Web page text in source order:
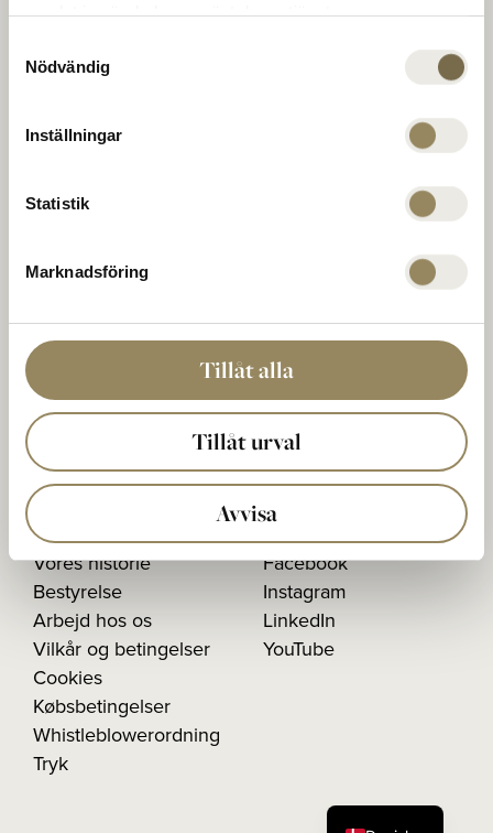
samlat in när du har använt deras tjänster.
Nödvändig
Inställningar
Statistik
Marknadsföring
Tillåt alla
Tillåt urval
Avvisa
Virksomhed
233 61 BARA, Sverige
040 635 51 00
Postadresse:
Den Nationale Boks 5
233 02 BARA, Sverige
Organisationsnummer:
556603-1026
Vores historie
Bestyrelse
Arbejd hos os
Vilkår og betingelser
Cookies
Købsbetingelser
Whistleblowerordning
Tryk
Facebook
Instagram
LinkedIn
YouTube